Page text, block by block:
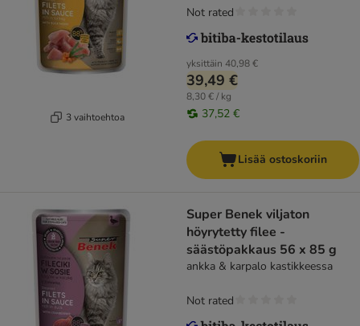
3 vaihtoehtoa
yksittäin 40,98 €
39,49 €
8,30 € / kg
37,52 €
Not rated
Lisää ostoskoriin
Super Benek viljaton
höyrytetty filee -
säästöpakkaus 56 x 85 g
ankka & karpalo kastikkeessa
Not rated